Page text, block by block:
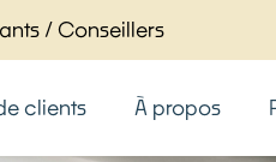
/ Conseillers
clients À propos